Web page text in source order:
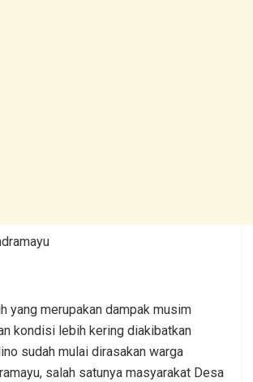
yang merupakan dampak musim
kondisi lebih kering diakibatkan
sudah mulai dirasakan warga
salah satunya masyarakat Desa